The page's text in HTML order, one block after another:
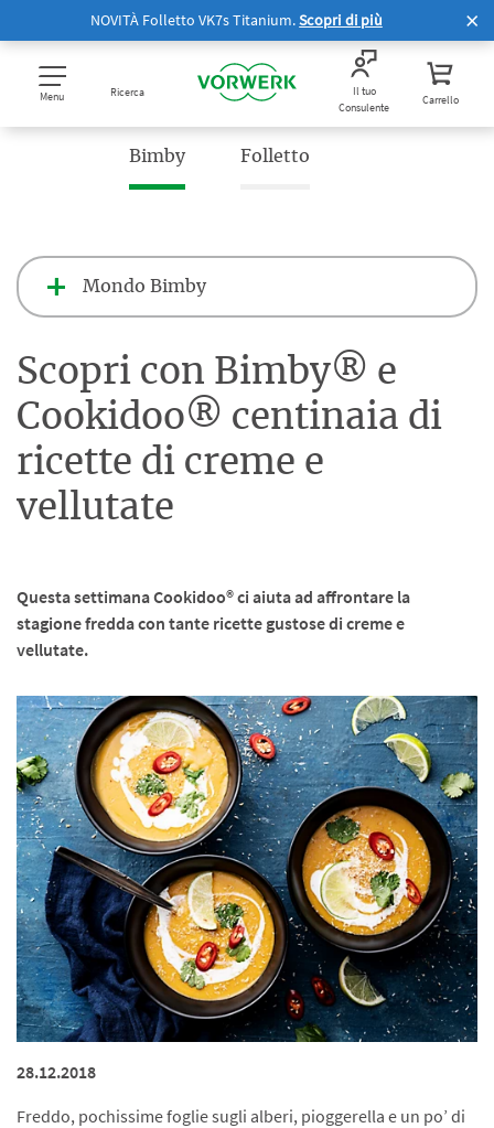
NOVITÀ Folletto VK7s Titanium.Scopri di più
Menu Ricerca
Il tuo
Consulente
Carrello
Bimby Folletto
Mondo Bimby
Scopri con Bimby® e
Cookidoo® centinaia di
ricette di creme e
vellutate
Questa settimana Cookidoo® ci aiuta ad affrontare la
stagione fredda con tante ricette gustose di creme e
vellutate.
28.12.2018
Freddo, pochissime foglie sugli alberi, pioggerella e un po’ di